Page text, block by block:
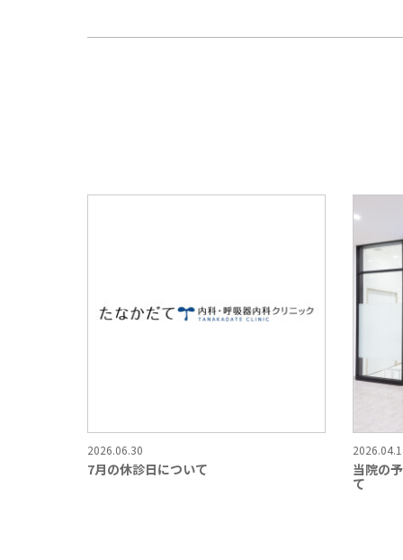
2026.06.30
7月の休診日について
当院の
て